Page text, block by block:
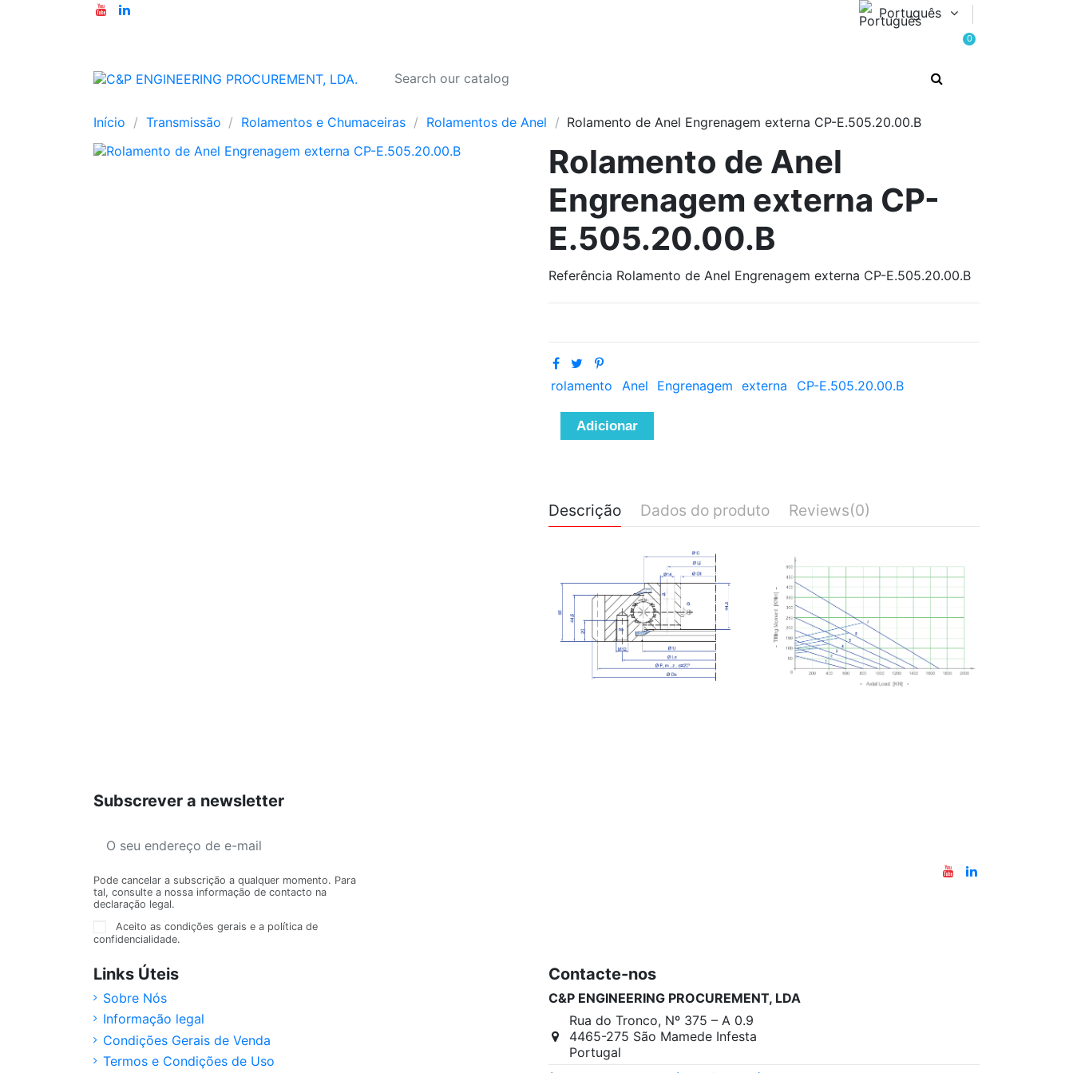
Português
0
Início Transmissão Rolamentos e Chumaceiras Rolamentos de Anel Rolamento de Anel Engrenagem externa CP-E.505.20.00.B
Rolamento de Anel
Engrenagem externa CP-
E.505.20.00.B
Referência Rolamento de Anel Engrenagem externa CP-E.505.20.00.B
rolamento Anel Engrenagem externa CP-E.505.20.00.B
Adicionar
Descrição Dados do produto Reviews(0)
Subscrever a newsletter
Pode cancelar a subscrição a qualquer momento. Para
tal, consulte a nossa informação de contacto na
declaração legal.
Aceito as condições gerais e a política de
confidencialidade.
Links Úteis
Sobre Nós
Informação legal
Condições Gerais de Venda
Termos e Condições de Uso
Contacte-nos
C&P ENGINEERING PROCUREMENT, LDA
Rua do Tronco, Nº 375 – A 0.9
4465-275 São Mamede Infesta
Portugal